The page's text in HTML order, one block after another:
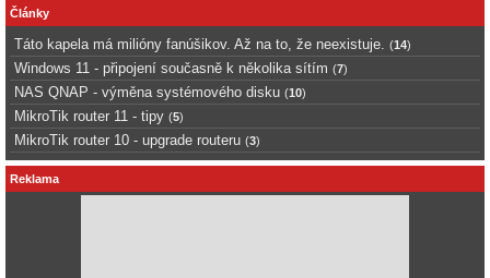
Články
Táto kapela má milióny fanúšikov. Až na to, že neexistuje. (14)
Windows 11 - připojení současně k několika sítím (7)
NAS QNAP - výměna systémového disku (10)
MikroTik router 11 - tipy (5)
MikroTik router 10 - upgrade routeru (3)
Reklama